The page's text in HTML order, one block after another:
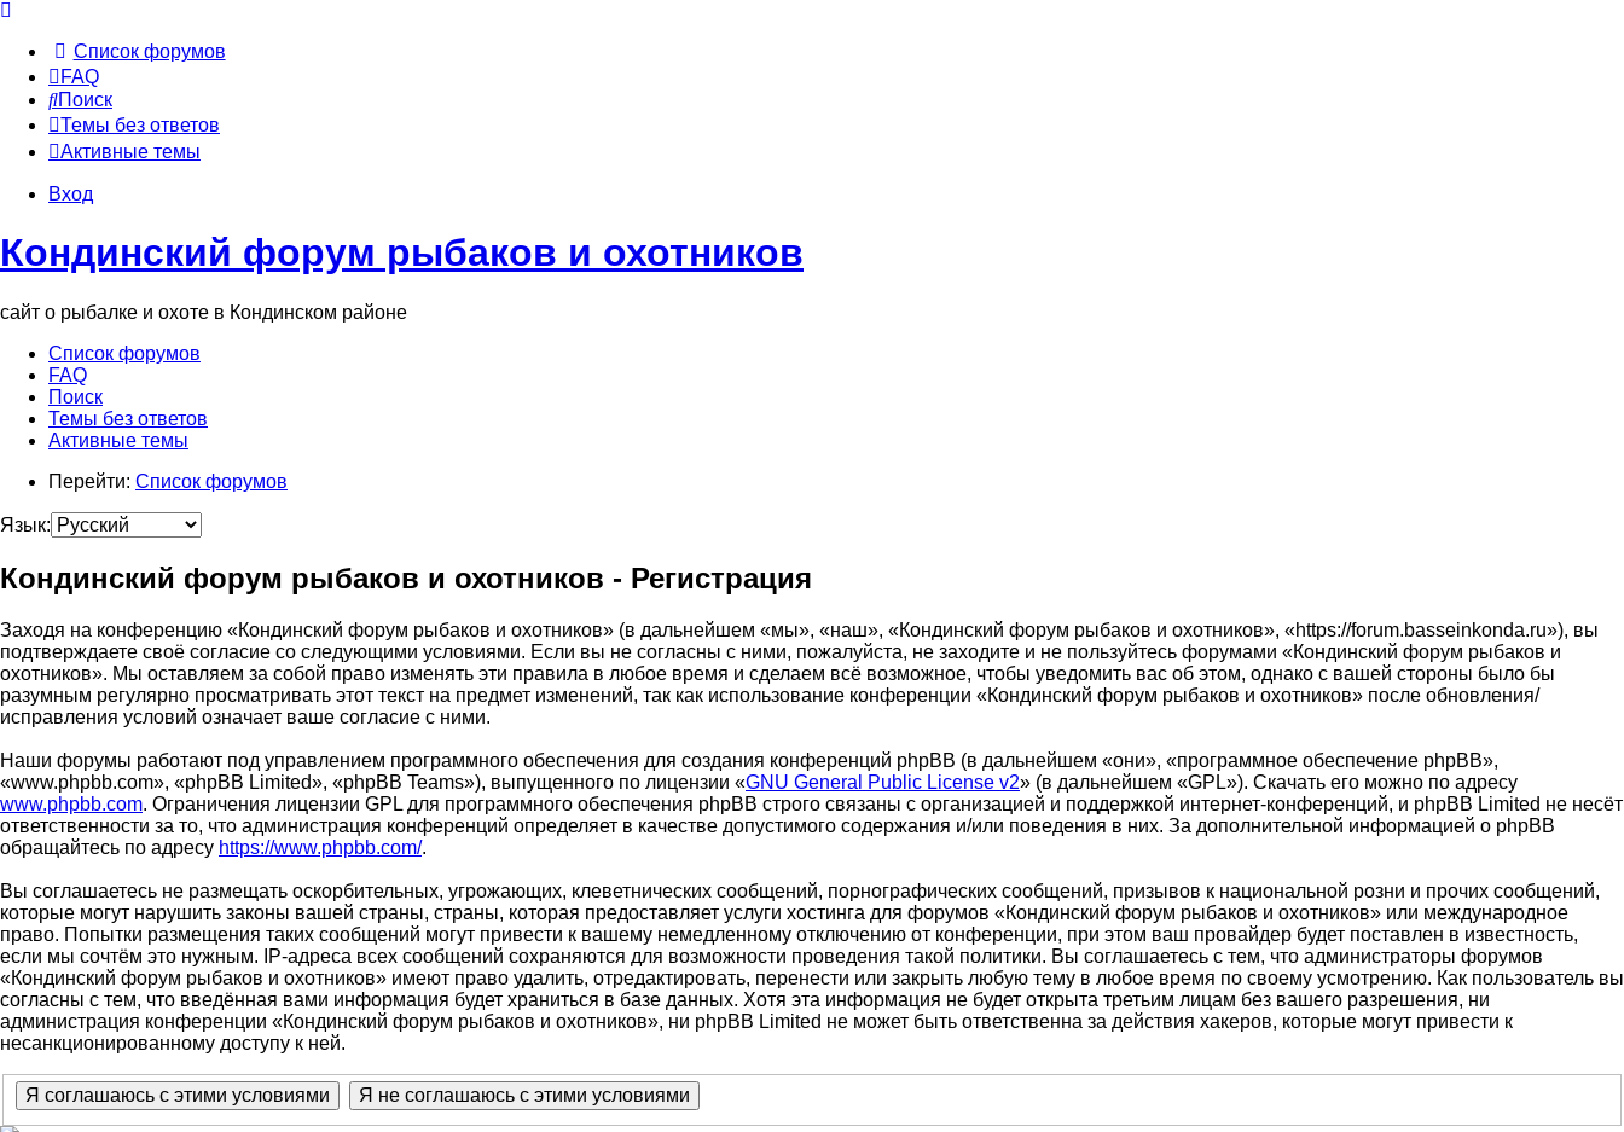
Список форумов
FAQ
Поиск
Темы без ответов
Активные темы
Вход
Кондинский форум рыбаков и охотников
сайт о рыбалке и охоте в Кондинском районе
Список форумов
FAQ
Поиск
Темы без ответов
Активные темы
Перейти: Список форумов
Язык:
Кондинский форум рыбаков и охотников - Регистрация
Заходя на конференцию «Кондинский форум рыбаков и охотников» (в дальнейшем «мы», «наш», «Кондинский форум рыбаков и охотников», «https://forum.basseinkonda.ru»), вы
подтверждаете своё согласие со следующими условиями. Если вы не согласны с ними, пожалуйста, не заходите и не пользуйтесь форумами «Кондинский форум рыбаков и
охотников». Мы оставляем за собой право изменять эти правила в любое время и сделаем всё возможное, чтобы уведомить вас об этом, однако с вашей стороны было бы
разумным регулярно просматривать этот текст на предмет изменений, так как использование конференции «Кондинский форум рыбаков и охотников» после обновления/
исправления условий означает ваше согласие с ними.
Наши форумы работают под управлением программного обеспечения для создания конференций phpBB (в дальнейшем «они», «программное обеспечение phpBB»,
«www.phpbb.com», «phpBB Limited», «phpBB Teams»), выпущенного по лицензии «GNU General Public License v2» (в дальнейшем «GPL»). Скачать его можно по адресу
www.phpbb.com. Ограничения лицензии GPL для программного обеспечения phpBB строго связаны с организацией и поддержкой интернет-конференций, и phpBB Limited не несёт
ответственности за то, что администрация конференций определяет в качестве допустимого содержания и/или поведения в них. За дополнительной информацией о phpBB
обращайтесь по адресу https://www.phpbb.com/.
Вы соглашаетесь не размещать оскорбительных, угрожающих, клеветнических сообщений, порнографических сообщений, призывов к национальной розни и прочих сообщений,
которые могут нарушить законы вашей страны, страны, которая предоставляет услуги хостинга для форумов «Кондинский форум рыбаков и охотников» или международное
право. Попытки размещения таких сообщений могут привести к вашему немедленному отключению от конференции, при этом ваш провайдер будет поставлен в известность,
если мы сочтём это нужным. IP-адреса всех сообщений сохраняются для возможности проведения такой политики. Вы соглашаетесь с тем, что администраторы форумов
«Кондинский форум рыбаков и охотников» имеют право удалить, отредактировать, перенести или закрыть любую тему в любое время по своему усмотрению. Как пользователь вы
согласны с тем, что введённая вами информация будет храниться в базе данных. Хотя эта информация не будет открыта третьим лицам без вашего разрешения, ни
администрация конференции «Кондинский форум рыбаков и охотников», ни phpBB Limited не может быть ответственна за действия хакеров, которые могут привести к
несанкционированному доступу к ней.